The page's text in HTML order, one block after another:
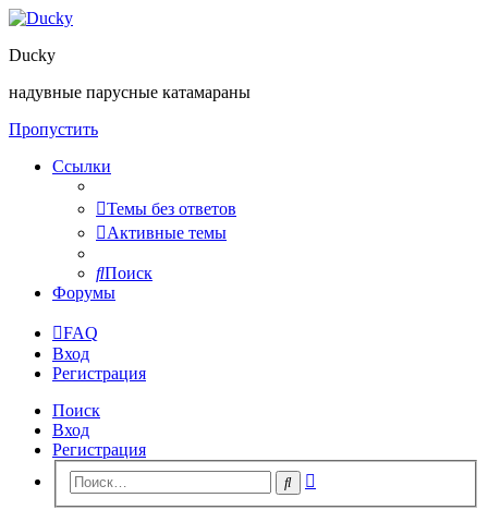
Ducky
надувные парусные катамараны
Пропустить
Ссылки
Темы без ответов
Активные темы
Поиск
Форумы
FAQ
Вход
Регистрация
Поиск
Вход
Регистрация
Поиск